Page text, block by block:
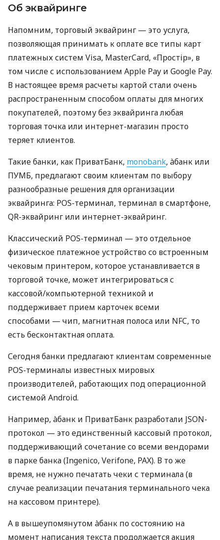
Об эквайринге
Напомним, торговый эквайринг — это услуга,
позволяющая принимать к оплате все типы карт
платежных систем Visa, MasterCard, «Простір», в
том числе с использованием Apple Pay и Google Pay.
В настоящее время расчеты картой стали очень
распространенным способом оплаты для многих
покупателей, поэтому без эквайринга любая
торговая точка или интернет-магазин просто
теряет клиентов.
Такие банки, как ПриватБанк, monobank, àбанк или
ПУМБ, предлагают своим клиентам по выбору
разнообразные решения для организации
эквайринга: POS-терминал, терминал в смартфоне,
QR-эквайринг или интернет-эквайринг.
Классический POS-терминал — это отдельное
физическое платежное устройство со встроенным
чековым принтером, которое устанавливается в
торговой точке, может интегрироваться с
кассовой/компьютерной техникой и
поддерживает прием карточек всеми
способами — чип, магнитная полоса или NFC, то
есть бесконтактная оплата.
Сегодня банки предлагают клиентам современные
POS-терминалы известных мировых
производителей, работающих под операционной
системой Android.
Например, àбанк и ПриватБанк разработали JSON-
протокол — это единственный кассовый протокол,
поддерживающий сочетание со всеми вендорами
в парке банка (Ingenico, Verifone, PAX). В то же
время, не нужно печатать чеки с терминала (в
случае реализации печатания терминального чека
на кассовом принтере).
А в вышеупомянутом àбанк по состоянию на
момент написания текста продолжается акция